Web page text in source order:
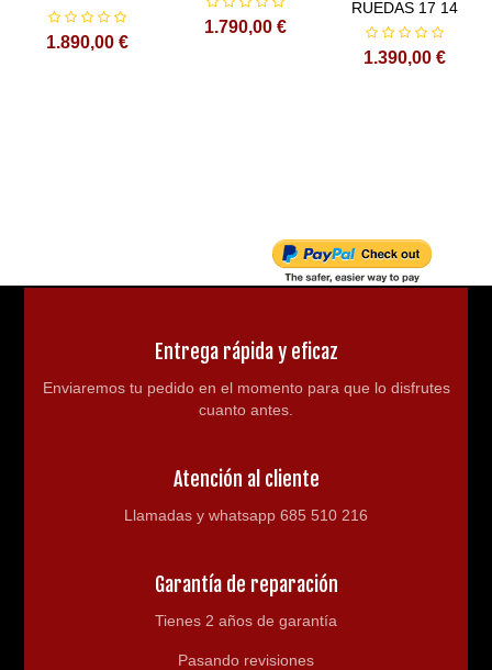
Cargador de batería con indicador de carga
Altura asiento al suelo: 69cm
Fusibles de repuesto.
Herramientas para el montaje.
Medidas embalaje: Largo 117cm / Ancho 36cm / Alto 64cm
1.890,00 €
1.790,00 €
RUEDAS 17 14
1.390,00 €
Entrega rápida y eficaz
Enviaremos tu pedido en el momento para que lo disfrutes
cuanto antes.
Atención al cliente
Llamadas y whatsapp 685 510 216
Garantía de reparación
Tienes 2 años de garantía
Pasando revisiones